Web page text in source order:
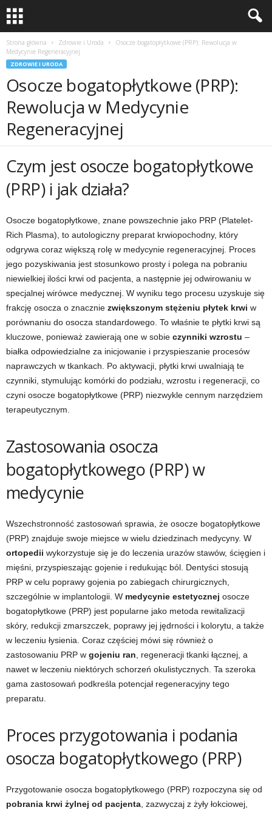
Strona główna Zdrowie i Uroda
Osocze bogatopłytkowe (PRP): Rewolucja w
Medycynie Regeneracyjnej
ZDROWIE I URODA
Osocze bogatopłytkowe (PRP):
Rewolucja w Medycynie
Regeneracyjnej
Czym jest osocze bogatopłytkowe
(PRP) i jak działa?
Osocze bogatopłytkowe, znane powszechnie jako PRP (Platelet-
Rich Plasma), to autologiczny preparat krwiopochodny, który
odgrywa coraz większą rolę w medycynie regeneracyjnej. Proces
jego pozyskiwania jest stosunkowo prosty i polega na pobraniu
niewielkiej ilości krwi od pacjenta, a następnie jej odwirowaniu w
specjalnej wirówce medycznej. W wyniku tego procesu uzyskuje się
frakcję osocza o znacznie zwiększonym stężeniu płytek krwi w
porównaniu do osocza standardowego. To właśnie te płytki krwi są
kluczowe, ponieważ zawierają one w sobie czynniki wzrostu –
białka odpowiedzialne za inicjowanie i przyspieszanie procesów
naprawczych w tkankach. Po aktywacji, płytki krwi uwalniają te
czynniki, stymulując komórki do podziału, wzrostu i regeneracji, co
czyni osocze bogatopłytkowe (PRP) niezwykle cennym narzędziem
terapeutycznym.
Zastosowania osocza
bogatopłytkowego (PRP) w
medycynie
Wszechstronność zastosowań sprawia, że osocze bogatopłytkowe
(PRP) znajduje swoje miejsce w wielu dziedzinach medycyny. W
ortopedii wykorzystuje się je do leczenia urazów stawów, ścięgien i
mięśni, przyspieszając gojenie i redukując ból. Dentyści stosują
PRP w celu poprawy gojenia po zabiegach chirurgicznych,
szczególnie w implantologii. W medycynie estetycznej osocze
bogatopłytkowe (PRP) jest popularne jako metoda rewitalizacji
skóry, redukcji zmarszczek, poprawy jej jędrności i kolorytu, a także
w leczeniu łysienia. Coraz częściej mówi się również o
zastosowaniu PRP w gojeniu ran , regeneracji tkanki łącznej, a
nawet w leczeniu niektórych schorzeń okulistycznych. Ta szeroka
gama zastosowań podkreśla potencjał regeneracyjny tego
preparatu.
Proces przygotowania i podania
osocza bogatopłytkowego (PRP)
Przygotowanie osocza bogatopłytkowego (PRP) rozpoczyna się od
pobrania krwi żylnej od pacjenta , zazwyczaj z żyły łokciowej,